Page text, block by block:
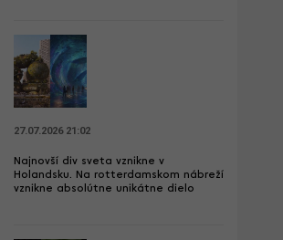
27.07.2026 21:02
Najnovší div sveta vznikne v
Holandsku. Na rotterdamskom nábreží
vznikne absolútne unikátne dielo